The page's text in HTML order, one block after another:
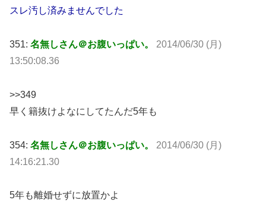
スレ汚し済みませんでした
351: 名無しさん＠お腹いっぱい。 2014/06/30 (月)
13:50:08.36
>>349
早く籍抜けよなにしてたんだ5年も
354: 名無しさん＠お腹いっぱい。 2014/06/30 (月)
14:16:21.30
5年も離婚せずに放置かよ